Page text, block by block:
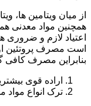
همچنین مواد معدنی
اعتیاد لازم و ضروری
است مصرف پروتئین
بنابراین مصرف
اراده قوی
ترک انواع مواد